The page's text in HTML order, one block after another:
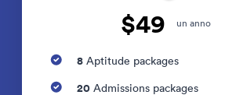
$49 un anno
8 Aptitude packages
20 Admissions packages